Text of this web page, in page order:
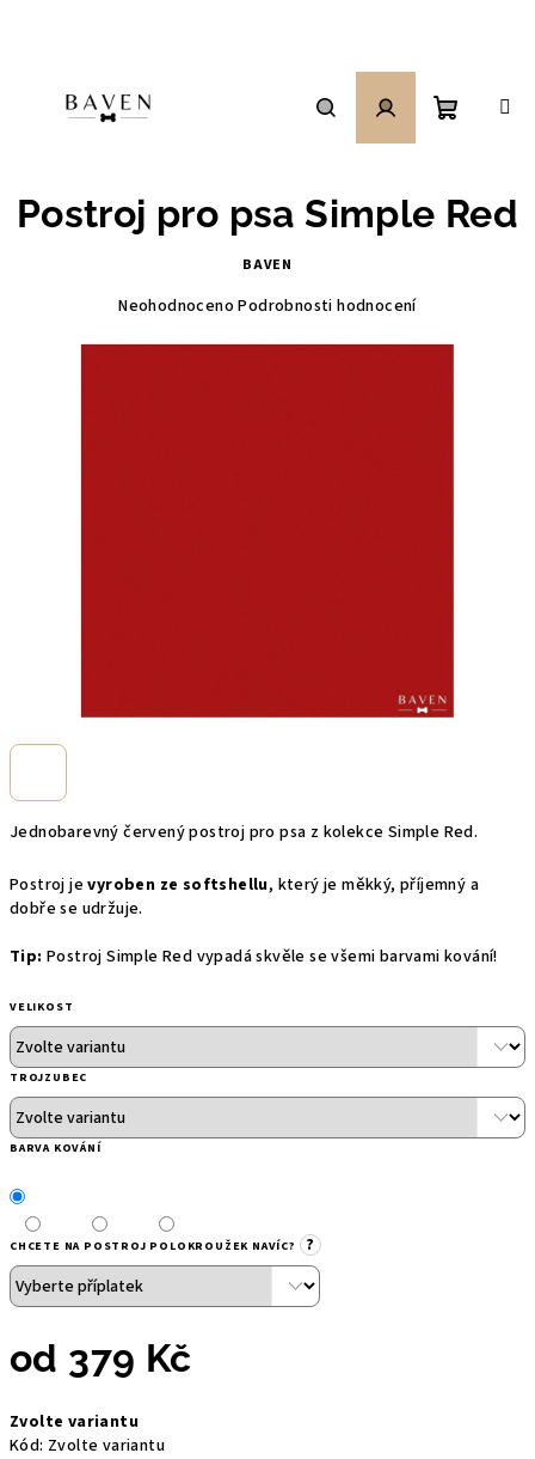
HledatPřihlášení
košík
Jednobarevný červený postroj pro psa z kolekce Simple Red.
Postroj jevyroben ze softshellu, který je měkký, příjemný a
dobře se udržuje.
Tip: Postroj Simple Red vypadá skvěle se všemi barvami kování!
VELIKOST
TROJZUBEC
BARVA KOVÁNÍ
CHCETE NA POSTROJ POLOKROUŽEK NAVÍC? ?
od 379 Kč
cena:
Zvolte variantu
Kód: Zvolte variantu
Postroj pro psa Simple Red
BAVEN
Průměrné
produktu
Neohodnoceno Podrobnosti hodnocení